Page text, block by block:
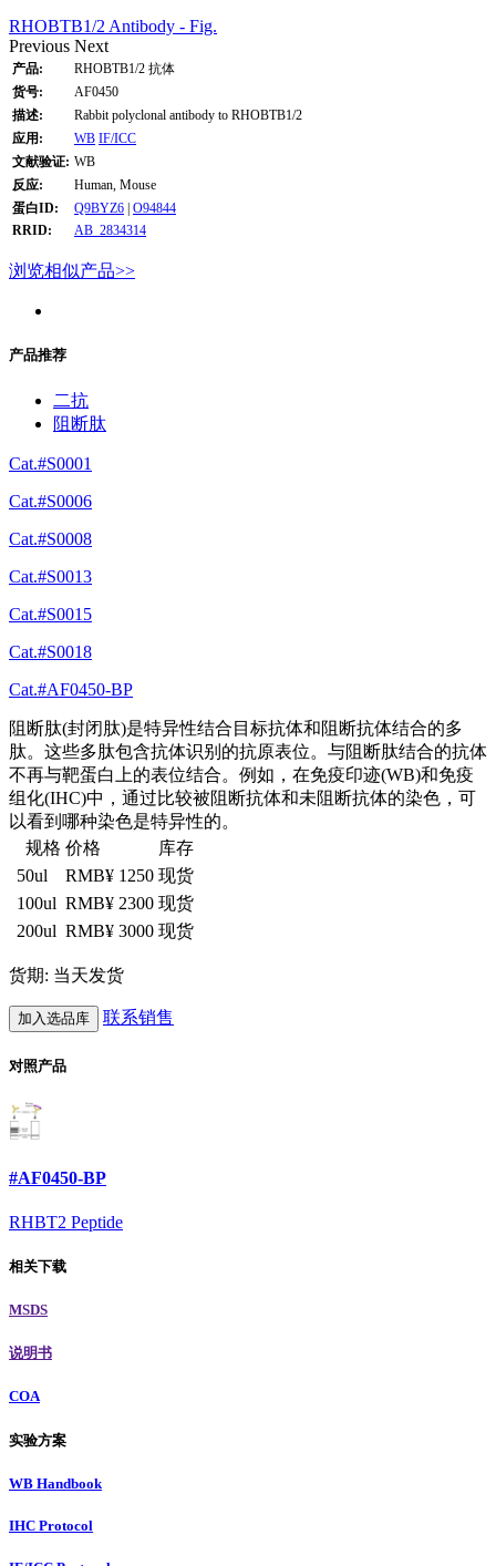
RHOBTB1/2 Antibody - Fig.
Previous Next
产品:
RHOBTB1/2 抗体
货号:
AF0450
描述:
Rabbit polyclonal antibody to RHOBTB1/2
应用:
WB IF/ICC
文献验证: WB
反应:
Human, Mouse
蛋白ID:
Q9BYZ6 | O94844
RRID:
AB_2834314
浏览相似产品>>
产品推荐
二抗
阻断肽
Cat.#S0001
Cat.#S0006
Cat.#S0008
Cat.#S0013
Cat.#S0015
Cat.#S0018
Cat.#AF0450-BP
阻断肽(封闭肽)是特异性结合目标抗体和阻断抗体结合的多
肽。这些多肽包含抗体识别的抗原表位。与阻断肽结合的抗体
不再与靶蛋白上的表位结合。例如，在免疫印迹(WB)和免疫
组化(IHC)中，通过比较被阻断抗体和未阻断抗体的染色，可
以看到哪种染色是特异性的。
规格 价格
库存
50ul
RMB¥ 1250 现货
100ul RMB¥ 2300 现货
200ul RMB¥ 3000 现货
货期: 当天发货
加入选品库 联系销售
对照产品
#AF0450-BP
RHBT2 Peptide
相关下载
MSDS
说明书
COA
实验方案
WB Handbook
IHC Protocol